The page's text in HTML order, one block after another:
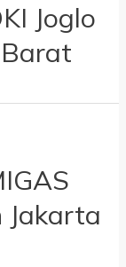
Joglo
Jakarta